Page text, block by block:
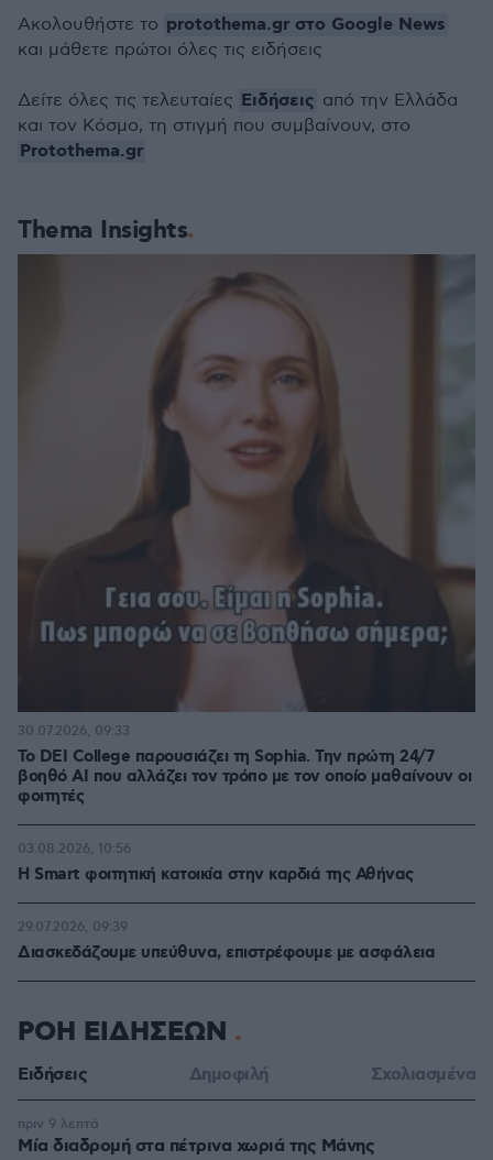
Thema Insights
Το DEI College παρουσιάζει τη Sophia. Την πρώτη 24/7
βοηθό AI που αλλάζει τον τρόπο με τον οποίο μαθαίνουν οι
φοιτητές
30.07.2026, 09:33
Η Smart φοιτητική κατοικία στην καρδιά της Αθήνας
03.08.2026, 10:56
Διασκεδάζουμε υπεύθυνα, επιστρέφουμε με ασφάλεια
29.07.2026, 09:39
Ακολουθήστε το protothema.gr στο Google News
και μάθετε πρώτοι όλες τις ειδήσεις
Δείτε όλες τις τελευταίες Ειδήσεις από την Ελλάδα
και τον Κόσμο, τη στιγμή που συμβαίνουν, στο
Protothema.gr
ΡΟΗ ΕΙΔΗΣΕΩΝ
Ειδήσεις Δημοφιλή Σχολιασμένα
Μία διαδρομή στα πέτρινα χωριά της Μάνης
πριν 9 λεπτά